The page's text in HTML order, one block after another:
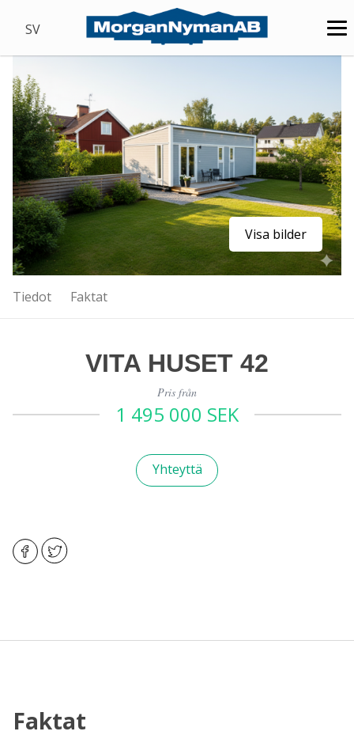
SV
Visa bilder
Tiedot Faktat
VITA HUSET 42
Pris från
1 495 000 SEK
Yhteyttä
Faktat